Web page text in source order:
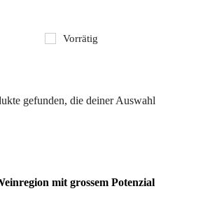
gefunden, die deiner Auswahl
mit grossem Potenzial
Vorrätig